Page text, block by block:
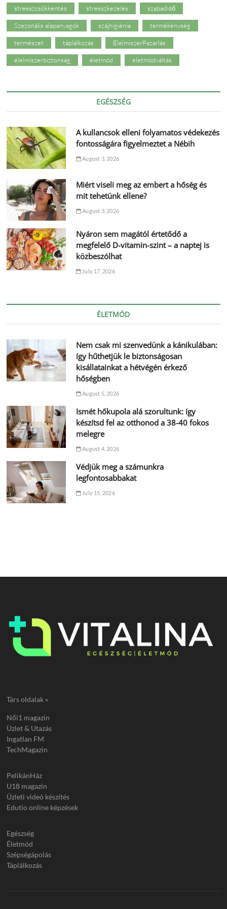
stresszcsökkentés stresszkezelés szabadidő
Szezonális alapanyagok szájhigiénia termékenység
természet táplálkozás ÉlelmiszerPazarlás
élelmiszerbiztonság életmód életmódváltás
EGÉSZSÉG
A kullancsok elleni folyamatos védekezés
fontosságára figyelmeztet a Nébih
August 3, 2026
Miért viseli meg az embert a hőség és
mit tehetünk ellene?
August 3, 2026
Nyáron sem magától értetődő a
megfelelő D-vitamin-szint – a naptej is
közbeszólhat
July 17, 2026
ÉLETMÓD
Nem csak mi szenvedünk a kánikulában:
így hűthetjük le biztonságosan
kisállatainkat a hétvégén érkező
hőségben
August 5, 2026
Ismét hőkupola alá szorultunk: így
készítsd fel az otthonod a 38-40 fokos
melegre
August 4, 2026
Védjük meg a számunkra
legfontosabbakat
July 15, 2026
Társ oldalak »
Női1 magazin
Üzlet & Utazás
Ingatlan FM
TechMagazin
PelikánHáz
U18 magazin
Üzleti videó készítés
Edutio online képzések
Egészség
Életmód
Szépségápolás
Táplálkozás